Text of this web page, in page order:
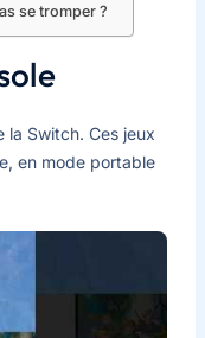
se tromper ?
la Switch. Ces jeux
en mode portable